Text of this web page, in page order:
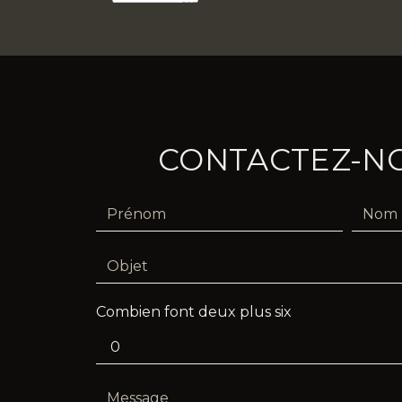
CONTACTEZ-
Combien font deux plus six